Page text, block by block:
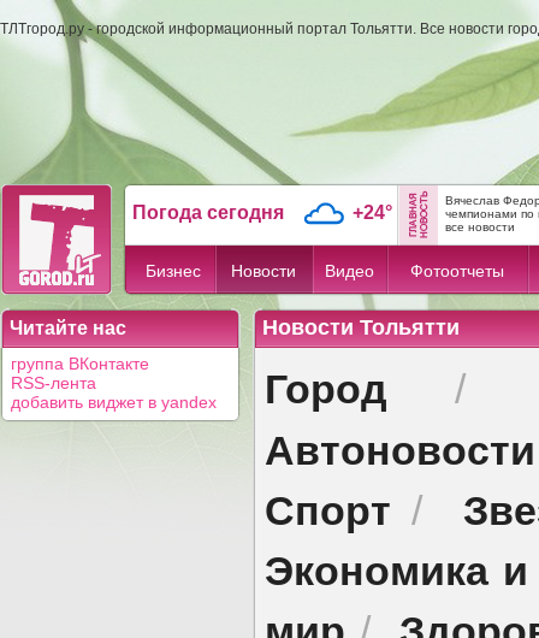
ТЛТгород.ру - городской информационный портал Тольятти. Все новости
Погода сегодня +24°
Вячеслав
чемпионами по
все новости
Бизнес Новости Видео Фотоотчеты
Читайте нас
группа ВКонтакте
RSS-лента
добавить виджет в yandex
Новости Тольятти
Город /
Автоновости
Спорт /
Экономика